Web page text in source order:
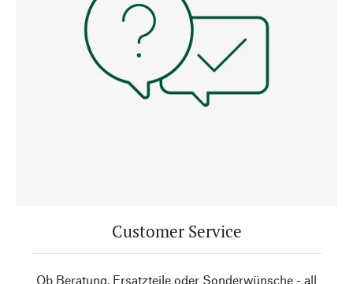
Customer Service
Ob Beratung, Ersatzteile oder Sonderwünsche - all